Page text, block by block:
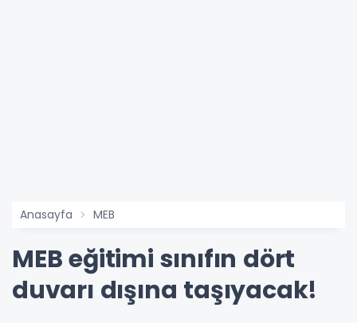
Anasayfa MEB
MEB eğitimi sınıfın dört
duvarı dışına taşıyacak!